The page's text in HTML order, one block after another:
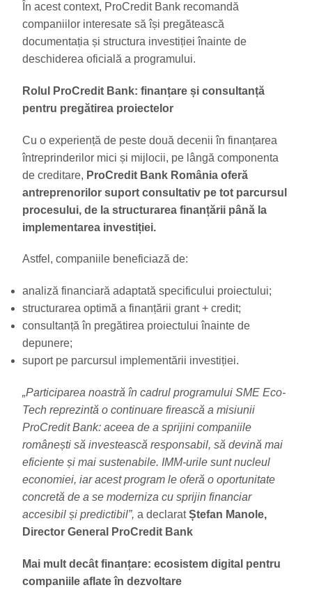
În acest context, ProCredit Bank recomandă
companiilor interesate să își pregătească
documentația și structura investiției înainte de
deschiderea oficială a programului.
Rolul ProCredit Bank: finanțare și consultanță
pentru pregătirea proiectelor
Cu o experiență de peste două decenii în finanțarea
întreprinderilor mici și mijlocii, pe lângă componenta
de creditare, ProCredit Bank România oferă
antreprenorilor suport consultativ pe tot parcursul
procesului, de la structurarea finanțării până la
implementarea investiției.
Astfel, companiile beneficiază de:
analiză financiară adaptată specificului proiectului;
structurarea optimă a finanțării grant + credit;
consultanță în pregătirea proiectului înainte de
depunere;
suport pe parcursul implementării investiției.
„Participarea noastră în cadrul programului SME Eco-
Tech reprezintă o continuare firească a misiunii
ProCredit Bank: aceea de a sprijini companiile
românești să investească responsabil, să devină mai
eficiente și mai sustenabile. IMM-urile sunt nucleul
economiei, iar acest program le oferă o oportunitate
concretă de a se moderniza cu sprijin financiar
accesibil și predictibil”, a declaratȘtefan Manole,
Director General ProCredit Bank
Mai mult decât finanțare: ecosistem digital pentru
companiile aflate în dezvoltare